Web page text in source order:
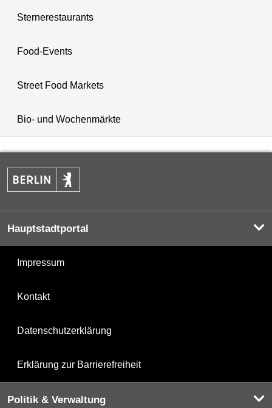
Sternerestaurants
Food-Events
Street Food Markets
Bio- und Wochenmärkte
Hauptstadtportal
Impressum
Kontakt
Datenschutzerklärung
Erklärung zur Barrierefreiheit
Politik & Verwaltung